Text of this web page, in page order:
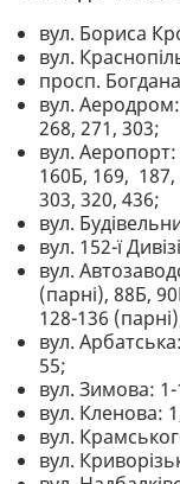
вул. Бориса
вул.
просп.
вул.
268, 271, 303;
вул. Аеропорт:
160Б, 169, 187,
303, 320, 436;
вул.
вул. 152-ї
вул.
(парні), 88Б,
128-136
вул.
55;
вул. Зимова:
вул. Кленова:
вул.
вул.